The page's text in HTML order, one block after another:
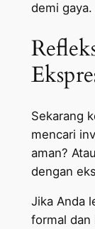
demi gaya.
Sekarang
mencari
aman?
dengan
Jika Anda
formal dan